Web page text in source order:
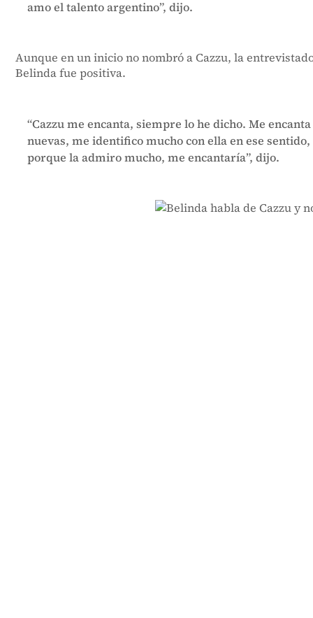
amo el talento argentino”, dijo.
Aunque en un inicio no nombró a Cazzu, la
Belinda fue positiva.
“Cazzu me encanta, siempre lo he dicho. Me
nuevas, me identifico mucho con ella en ese
porque la admiro mucho, me encantaría”, dijo.